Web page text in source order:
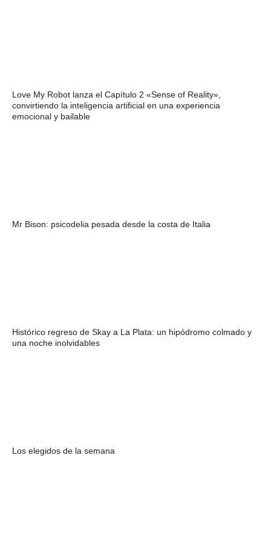
Love My Robot lanza el Capítulo 2 «Sense of Reality»,
convirtiendo la inteligencia artificial en una experiencia
emocional y bailable
Mr Bison: psicodelia pesada desde la costa de Italia
Histórico regreso de Skay a La Plata: un hipódromo colmado y
una noche inolvidables
Los elegidos de la semana